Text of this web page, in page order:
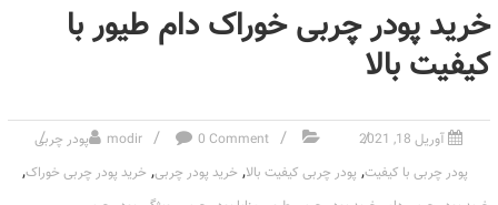
خرید پودر چربی خوراک دام طیور با
کیفیت بالا
آوریل 18, 2021 modir 0 Comment
پودر چربی
پودر چربی با کیفیت, پودر چربی کیفیت بالا, خرید پودر چربی, خرید پودر چربی خوراک,